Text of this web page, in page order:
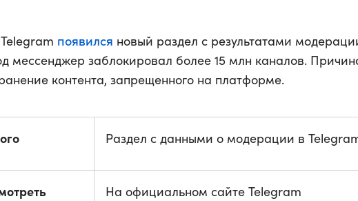
появился новый раздел с результатами
мессенджер заблокировал более 15 млн каналов.
контента, запрещенного на платформе.
Раздел с данными о модерации в
На официальном сайте Telegram